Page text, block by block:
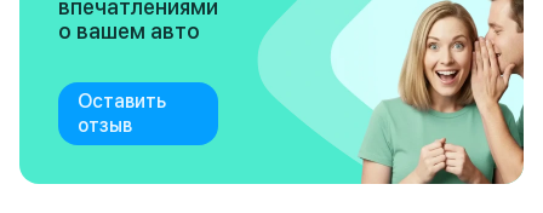
впечатлениями
о вашем авто
Оставить
отзыв